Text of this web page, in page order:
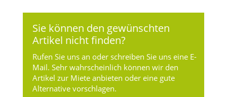
Sie können den gewünschten
Artikel nicht finden?
Rufen Sie uns an oder schreiben Sie uns eine E-
Mail. Sehr wahrscheinlich können wir den
Artikel zur Miete anbieten oder eine gute
Alternative vorschlagen.